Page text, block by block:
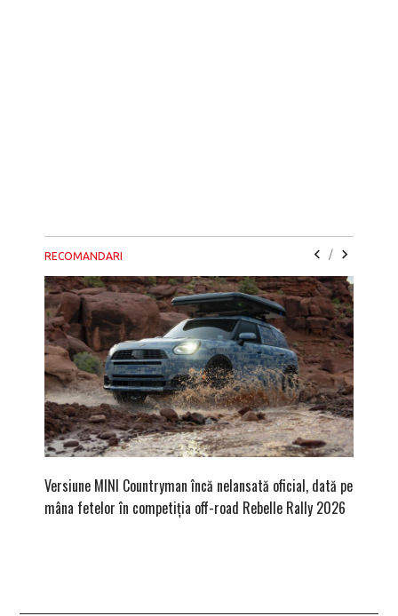
RECOMANDARI /
Versiune MINI Countryman încă nelansată oficial, dată pe
mâna fetelor în competiția off-road Rebelle Rally 2026